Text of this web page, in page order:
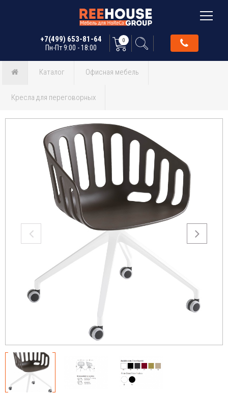
+7(499) 653-81-64
Пн-Пт 9:00 - 18:00
0
Каталог Офисная мебель
Кресла для переговорных